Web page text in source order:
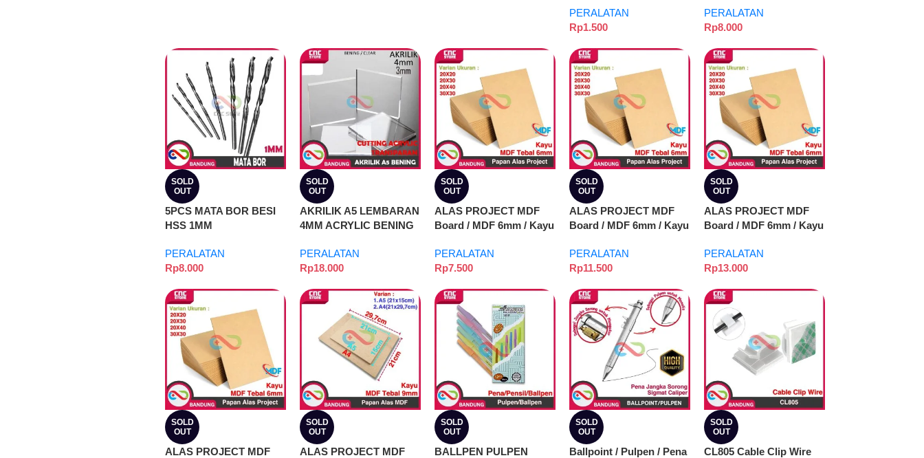
PERALATAN
Rp1.500
PERALATAN
Rp8.000
SOLD
OUT
5PCS MATA BOR BESI
HSS 1MM
PERALATAN
Rp8.000
SOLD
OUT
AKRILIK A5 LEMBARAN
4MM ACRYLIC BENING
CIPTA- 4MM
PERALATAN
Rp18.000
SOLD
OUT
ALAS PROJECT MDF
Board / MDF 6mm / Kayu
PERALATAN
Rp7.500
SOLD
OUT
ALAS PROJECT MDF
Board / MDF 6mm / Kayu
PERALATAN
Rp11.500
SOLD
OUT
ALAS PROJECT MDF
Board / MDF 6mm / Kayu
PERALATAN
Rp13.000
SOLD
OUT
ALAS PROJECT MDF
SOLD
OUT
ALAS PROJECT MDF
SOLD
OUT
BALLPEN PULPEN
SOLD
OUT
Ballpoint / Pulpen / Pena
SOLD
OUT
CL805 Cable Clip Wire